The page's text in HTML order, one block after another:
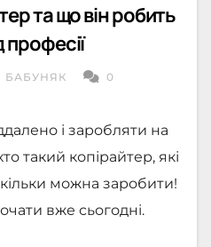
та що він робить
БАБУНЯК 0
і заробляти на
такий копірайтер, які
можна заробити!
вже сьогодні.